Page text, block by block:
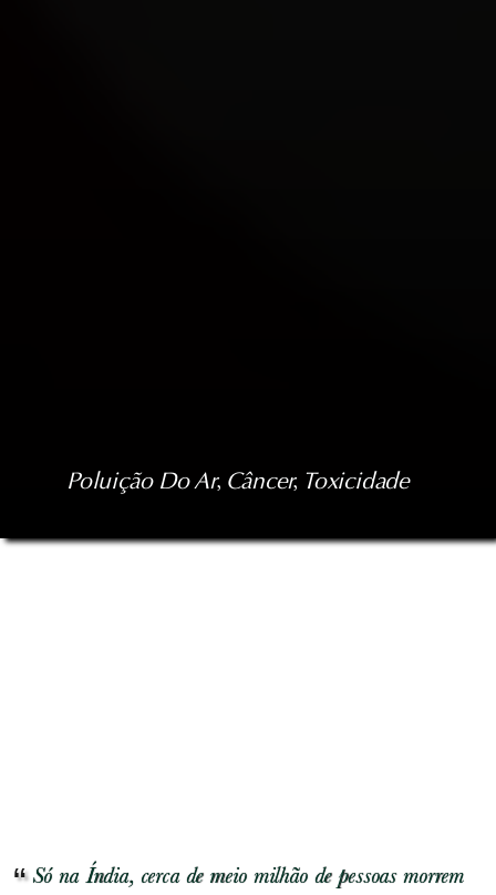
Poluição Do Ar, Câncer, Toxicidade
Só na Índia, cerca de meio milhão de pessoas morrem